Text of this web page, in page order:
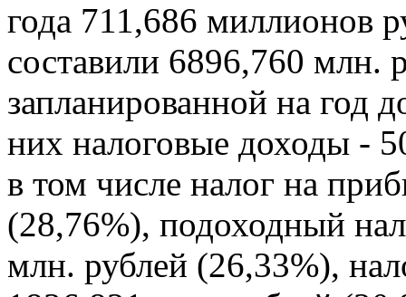
года 711,686 миллионов
составили 6896,760 млн.
запланированной на год
них налоговые доходы -
в том числе налог на
(28,76%), подоходный
млн. рублей (26,33%),